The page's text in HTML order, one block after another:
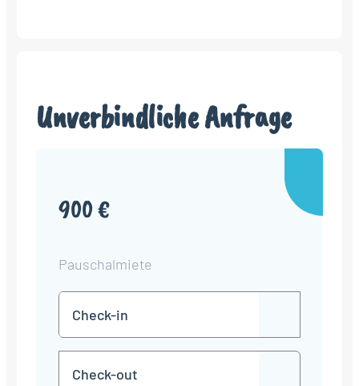
Unverbindliche Anfrage
900 €
Pauschalmiete
in
TT
Punkt
MM
JJJJ
TT